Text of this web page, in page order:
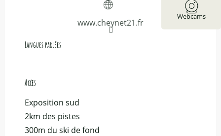
Webcams
www.cheynet21.fr
Langues parlées
Langues parlées
Accès
Accès
Exposition sud
2km des pistes
300m du ski de fond